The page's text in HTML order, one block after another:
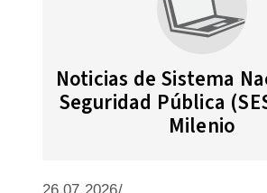
Noticias de Sistema
Seguridad Pública
Milenio